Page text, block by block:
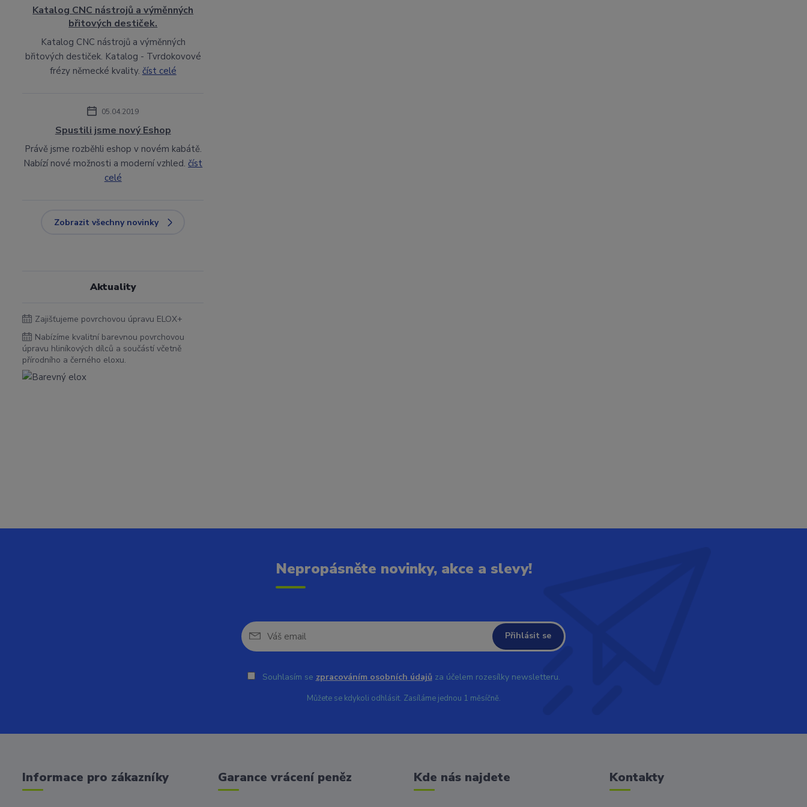
Katalog CNC nástrojů a výměnných
břitových destiček.
Katalog CNC nástrojů a výměnných
břitových destiček. Katalog - Tvrdokovové
frézy německé kvality. číst celé
05.04.2019
Spustili jsme nový Eshop
Právě jsme rozběhli eshop v novém kabátě.
Nabízí nové možnosti a moderní vzhled.číst
celé
Zobrazit všechny novinky
Aktuality
Zajišťujeme povrchovou úpravu ELOX+
Nabízíme kvalitní barevnou povrchovou
úpravu hliníkových dílců a součástí včetně
přírodního a černého eloxu.
Nepropásněte novinky, akce a slevy!
Přihlásit se
Souhlasím se zpracováním osobních údajů za účelem rozesílky newsletteru.
Můžete se kdykoli odhlásit. Zasíláme jednou 1 měsíčně.
Informace pro zákazníky Garance vrácení peněz Kde nás najdete Kontakty